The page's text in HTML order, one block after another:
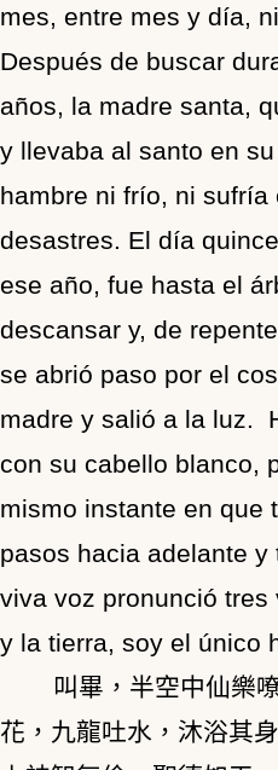
mes, entre mes y día,
Después de buscar
años, la madre santa,
y llevaba al santo en
hambre ni frío, ni sufría
desastres. El día
ese año, fue hasta el
descansar y, de
se abrió paso por el
madre y salió a la luz.
con su cabello blanco,
mismo instante en
pasos hacia adelante
viva voz pronunció
y la tierra, soy el único
叫畢，半空中仙樂
花，九龍吐水，沐浴其